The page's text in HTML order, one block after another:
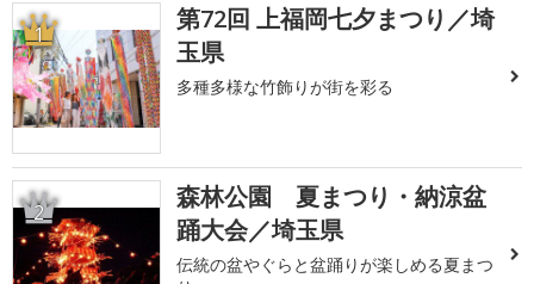
1
第72回 上福岡七夕まつり／埼
玉県
多種多様な竹飾りが街を彩る
2
森林公園 夏まつり・納涼盆
踊大会／埼玉県
伝統の盆やぐらと盆踊りが楽しめる夏まつ